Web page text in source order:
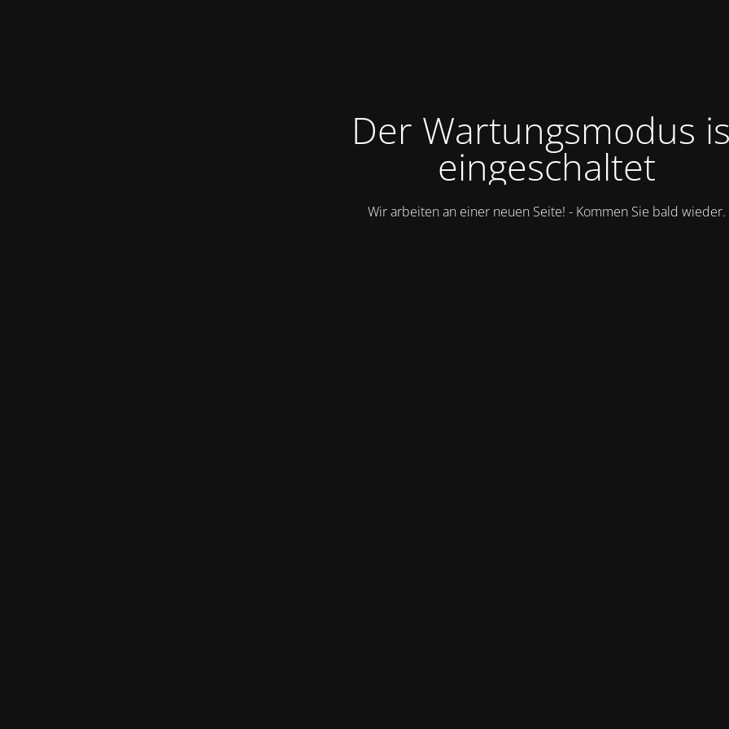
Der Wartungsmodus
eingeschaltet
Wir arbeiten an einer neuen Seite! - Kommen Sie bald wieder.